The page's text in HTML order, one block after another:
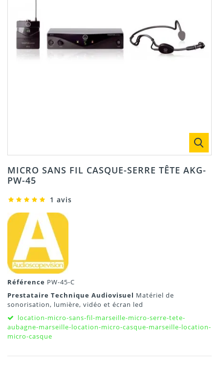
MICRO SANS FIL CASQUE-SERRE TÊTE AKG-
PW-45
1 avis
Référence PW-45-C
Prestataire Technique Audiovisuel Matériel de
sonorisation, lumière, vidéo et écran led
location-micro-sans-fil-marseille-micro-serre-tete-
aubagne-marseille-location-micro-casque-marseille-location-
micro-casque